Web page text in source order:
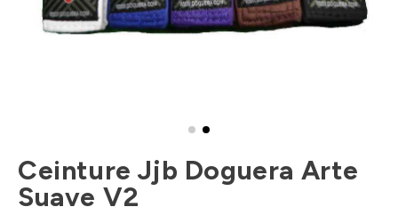
Ceinture Jjb Doguera Arte
Suave V2